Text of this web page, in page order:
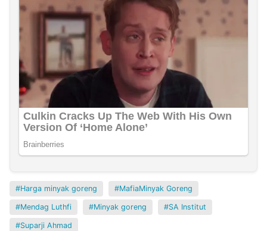
Harga minyak goreng MafiaMinyak Goreng
Mendag Luthfi Minyak goreng SA Institut
Suparji Ahmad